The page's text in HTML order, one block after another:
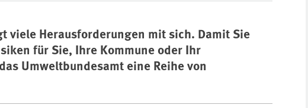
viele Herausforderungen mit sich. Damit Sie
für Sie, Ihre Kommune oder Ihr
Umweltbundesamt eine Reihe von